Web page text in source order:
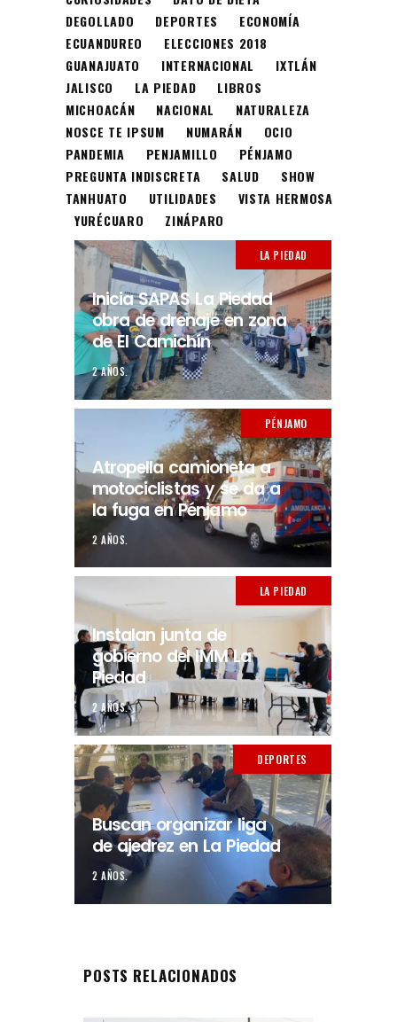
DEGOLLADO
DEPORTES
ECONOMÍA
ECUANDUREO
ELECCIONES 2018
GUANAJUATO
INTERNACIONAL
IXTLÁN
JALISCO
LA PIEDAD
LIBROS
MICHOACÁN
NACIONAL
NATURALEZA
NOSCE TE IPSUM
NUMARÁN
OCIO
PANDEMIA
PENJAMILLO
PÉNJAMO
PREGUNTA INDISCRETA
SALUD
SHOW
TANHUATO
UTILIDADES
VISTA HERMOSA
YURÉCUARO
ZINÁPARO
LA PIEDAD
Inicia SAPAS La Piedad
obra de drenaje en zona
de El Camichín
2 AÑOS.
PÉNJAMO
Atropella camioneta a
motociclistas y se da a
la fuga en Pénjamo
2 AÑOS.
LA PIEDAD
Instalan junta de
gobierno del IMM La
Piedad
2 AÑOS.
DEPORTES
Buscan organizar liga
de ajedrez en La Piedad
2 AÑOS.
POSTS RELACIONADOS